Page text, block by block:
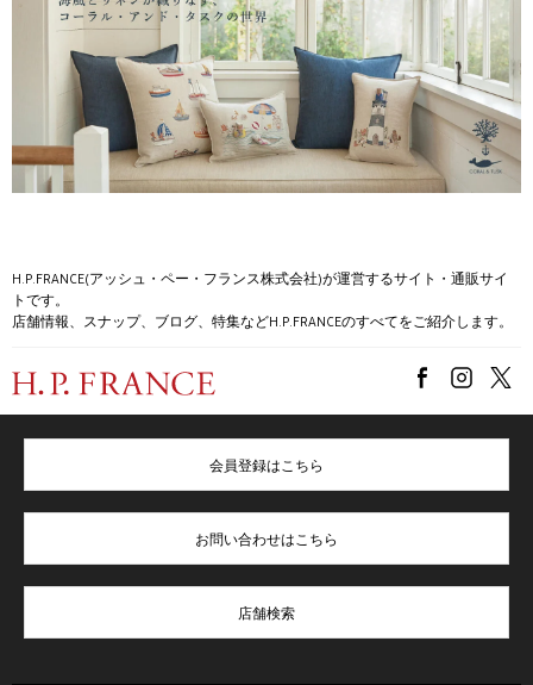
H.P.FRANCE(アッシュ・ペー・フランス株式会社)が運営するサイト・通販サイ
トです。
店舗情報、スナップ、ブログ、特集などH.P.FRANCEのすべてをご紹介します。
会員登録はこちら
お問い合わせはこちら
店舗検索